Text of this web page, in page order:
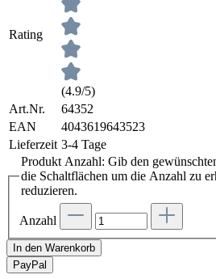
Rating
(4.9/5)
Art.Nr.
64352
EAN
4043619643523
Lieferzeit 3-4 Tage
Produkt Anzahl: Gib den
die Schaltflächen um die Anzahl zu
reduzieren.
Anzahl
In den Warenkorb
PayPal